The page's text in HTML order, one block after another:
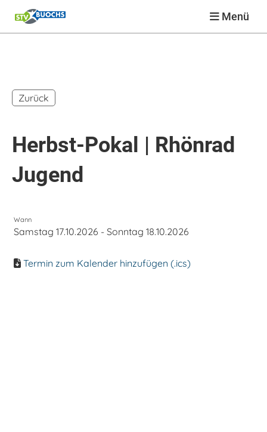
Menü
Zurück
Herbst-Pokal | Rhönrad
Jugend
Wann
Samstag 17.10.2026 - Sonntag 18.10.2026
Termin zum Kalender hinzufügen (.ics)